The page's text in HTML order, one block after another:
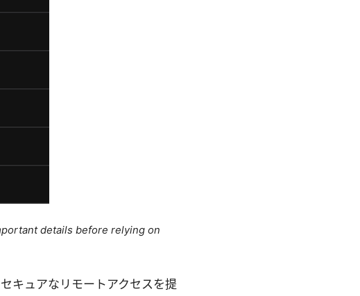
details before relying on
キュアなリモートアクセスを提